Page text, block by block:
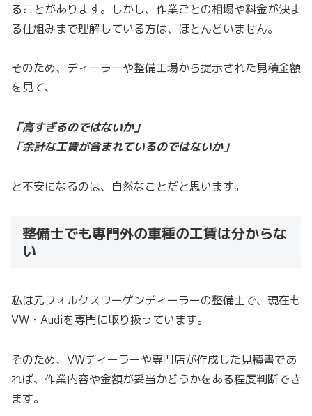
ることがあります。しかし、作業ごとの相場や料金が決ま
る仕組みまで理解している方は、ほとんどいません。
そのため、ディーラーや整備工場から提示された見積金額
を見て、
「高すぎるのではないか」
「余計な工賃が含まれているのではないか」
と不安になるのは、自然なことだと思います。
整備士でも専門外の車種の工賃は分からな
い
私は元フォルクスワーゲンディーラーの整備士で、現在も
VW・Audiを専門に取り扱っています。
そのため、VWディーラーや専門店が作成した見積書であ
れば、作業内容や金額が妥当かどうかをある程度判断でき
ます。